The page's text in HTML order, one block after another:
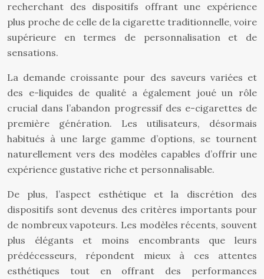
recherchant des dispositifs offrant une expérience
plus proche de celle de la cigarette traditionnelle, voire
supérieure en termes de personnalisation et de
sensations.
La demande croissante pour des saveurs variées et
des e-liquides de qualité a également joué un rôle
crucial dans l’abandon progressif des e-cigarettes de
première génération. Les utilisateurs, désormais
habitués à une large gamme d’options, se tournent
naturellement vers des modèles capables d’offrir une
expérience gustative riche et personnalisable.
De plus, l’aspect esthétique et la discrétion des
dispositifs sont devenus des critères importants pour
de nombreux vapoteurs. Les modèles récents, souvent
plus élégants et moins encombrants que leurs
prédécesseurs, répondent mieux à ces attentes
esthétiques tout en offrant des performances